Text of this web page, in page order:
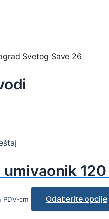
Svetog Save 26
umivaonik
PDV-om Odaberite opcije